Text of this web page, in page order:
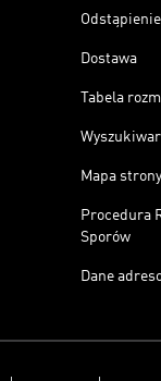
Dostawa
Tabela
Mapa strony
Procedura
Sporów
Dane